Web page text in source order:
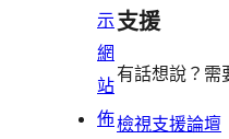
支援
有話想說？需
檢視支援論壇
示
網
站
佈